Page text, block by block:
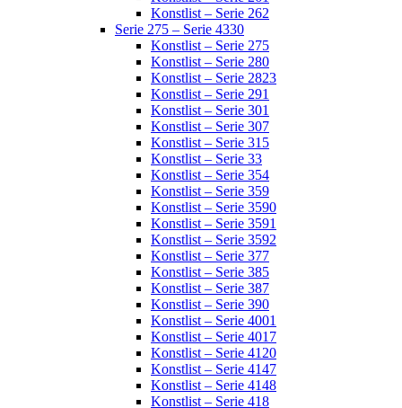
Konstlist – Serie 262
Serie 275 – Serie 4330
Konstlist – Serie 275
Konstlist – Serie 280
Konstlist – Serie 2823
Konstlist – Serie 291
Konstlist – Serie 301
Konstlist – Serie 307
Konstlist – Serie 315
Konstlist – Serie 33
Konstlist – Serie 354
Konstlist – Serie 359
Konstlist – Serie 3590
Konstlist – Serie 3591
Konstlist – Serie 3592
Konstlist – Serie 377
Konstlist – Serie 385
Konstlist – Serie 387
Konstlist – Serie 390
Konstlist – Serie 4001
Konstlist – Serie 4017
Konstlist – Serie 4120
Konstlist – Serie 4147
Konstlist – Serie 4148
Konstlist – Serie 418